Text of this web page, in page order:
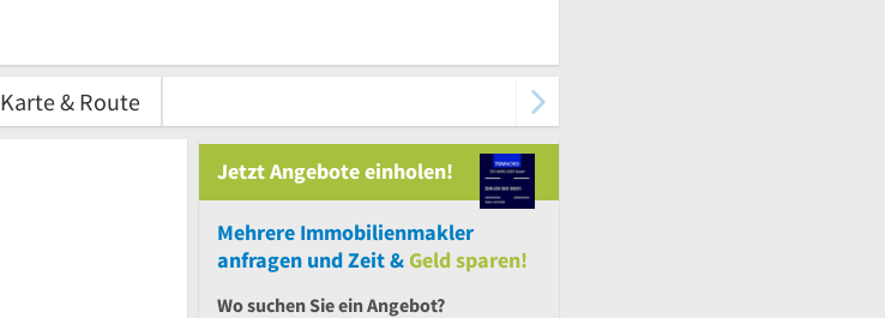
Karte & Route
Jetzt Angebote einholen!
Mehrere Immobilienmakler
anfragen und Zeit &Geld sparen!
Wo suchen Sie ein Angebot?